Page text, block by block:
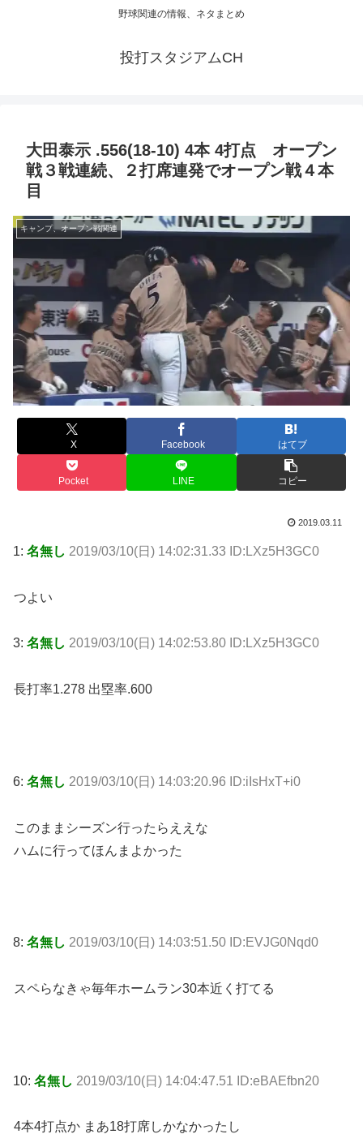
野球関連の情報、ネタまとめ
投打スタジアムCH
大田泰示 .556(18-10) 4本 4打点 オープン
戦３戦連続、２打席連発でオープン戦４本
目
キャンプ、オープン戦関連
X Facebook はてブ
Pocket LINE コピー
2019.03.11
1: 名無し 2019/03/10(日) 14:02:31.33 ID:LXz5H3GC0
つよい
3: 名無し 2019/03/10(日) 14:02:53.80 ID:LXz5H3GC0
長打率1.278 出塁率.600
6: 名無し 2019/03/10(日) 14:03:20.96 ID:iIsHxT+i0
このままシーズン行ったらええな
ハムに行ってほんまよかった
8: 名無し 2019/03/10(日) 14:03:51.50 ID:EVJG0Nqd0
スペらなきゃ毎年ホームラン30本近く打てる
10: 名無し 2019/03/10(日) 14:04:47.51 ID:eBAEfbn20
4本4打点か まあ18打席しかなかったし